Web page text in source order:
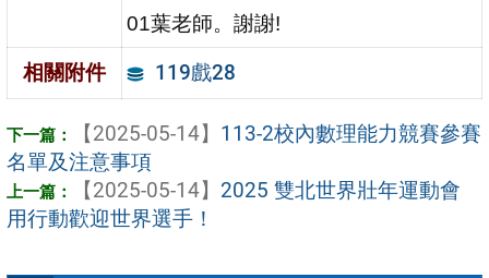
01葉老師。謝謝!
相關附件 119戲28
【2025-05-14】 113-2校內數理能力競賽參賽
名單及注意事項
【2025-05-14】 2025 雙北世界壯年運動會
用行動歡迎世界選手！